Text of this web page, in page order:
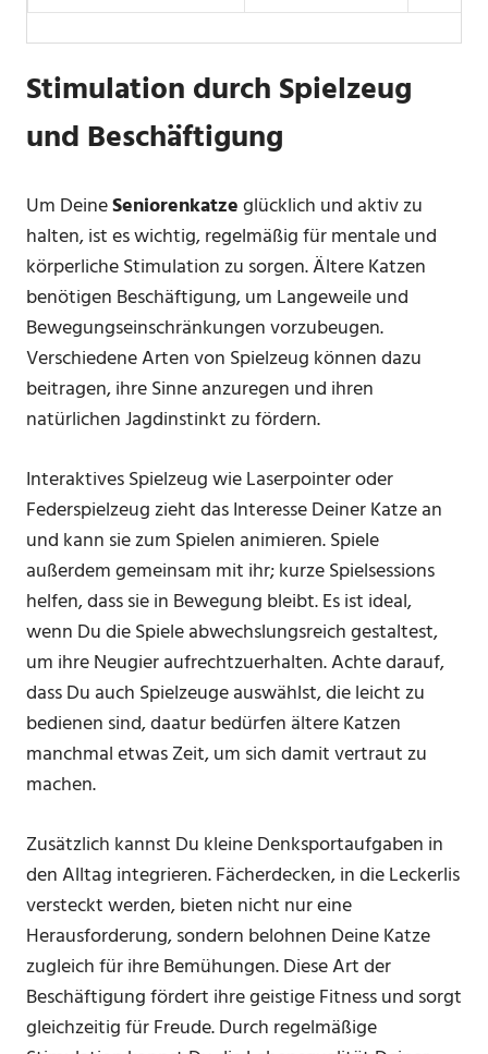
Stimulation durch Spielzeug
und Beschäftigung
Um DeineSeniorenkatzeglücklich und aktiv zu
halten, ist es wichtig, regelmäßig für mentale und
körperliche Stimulation zu sorgen. Ältere Katzen
benötigen Beschäftigung, um Langeweile und
Bewegungseinschränkungen vorzubeugen.
Verschiedene Arten von Spielzeug können dazu
beitragen, ihre Sinne anzuregen und ihren
natürlichen Jagdinstinkt zu fördern.
Interaktives Spielzeug wie Laserpointer oder
Federspielzeug zieht das Interesse Deiner Katze an
und kann sie zum Spielen animieren. Spiele
außerdem gemeinsam mit ihr; kurze Spielsessions
helfen, dass sie in Bewegung bleibt. Es ist ideal,
wenn Du die Spiele abwechslungsreich gestaltest,
um ihre Neugier aufrechtzuerhalten. Achte darauf,
dass Du auch Spielzeuge auswählst, die leicht zu
bedienen sind, daatur bedürfen ältere Katzen
manchmal etwas Zeit, um sich damit vertraut zu
machen.
Zusätzlich kannst Du kleine Denksportaufgaben in
den Alltag integrieren. Fächerdecken, in die Leckerlis
versteckt werden, bieten nicht nur eine
Herausforderung, sondern belohnen Deine Katze
zugleich für ihre Bemühungen. Diese Art der
Beschäftigung fördert ihre geistige Fitness und sorgt
gleichzeitig für Freude. Durch regelmäßige